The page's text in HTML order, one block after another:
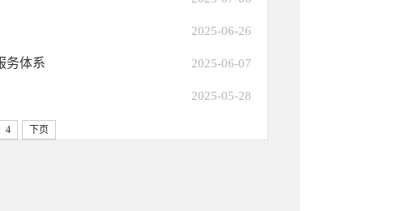
2025-06-26
务体系 2025-06-07
2025-05-28
4 下页